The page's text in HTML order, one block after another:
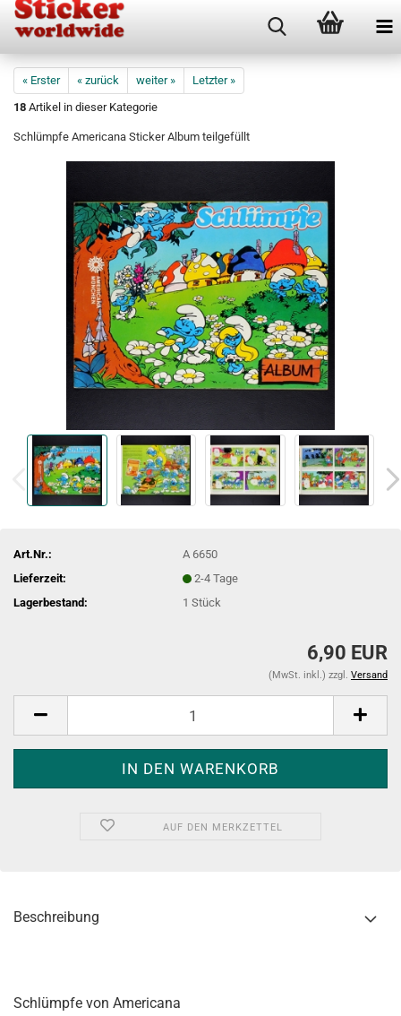
« Erster « zurück weiter »
Letzter »
18 Artikel in dieser Kategorie
Schlümpfe Americana Sticker Album teilgefüllt
Art.Nr.:
A 6650
Lieferzeit:
2-4 Tage
Lagerbestand:
1Stück
6,90 EUR
(MwSt. inkl.) zzgl. Versand
AUF DEN MERKZETTEL
Beschreibung
Schlümpfe von Americana